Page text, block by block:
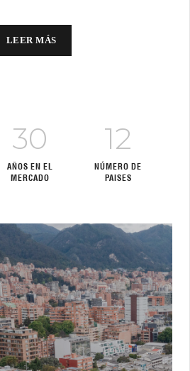
LEER MÁS
30
AÑOS EN EL
MERCADO
12
NÚMERO DE
PAISES